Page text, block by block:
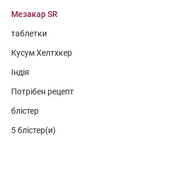
Мезакар SR
таблетки
Кусум Хелтхкер
Індія
Потрібен рецепт
блістер
5 блістер(и)